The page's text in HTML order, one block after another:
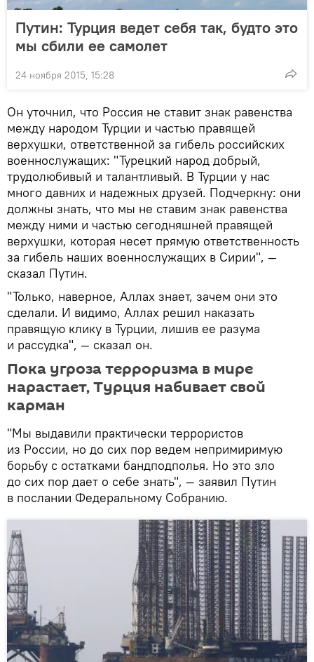
Путин: Турция ведет себя так, будто это
мы сбили ее самолет
24 ноября 2015, 15:28
Он уточнил, что Россия не ставит знак равенства
между народом Турции и частью правящей
верхушки, ответственной за гибель российских
военнослужащих: "Турецкий народ добрый,
трудолюбивый и талантливый. В Турции у нас
много давних и надежных друзей. Подчеркну: они
должны знать, что мы не ставим знак равенства
между ними и частью сегодняшней правящей
верхушки, которая несет прямую ответственность
за гибель наших военнослужащих в Сирии", —
сказал Путин.
"Только, наверное, Аллах знает, зачем они это
сделали. И видимо, Аллах решил наказать
правящую клику в Турции, лишив ее разума
и рассудка", — сказал он.
Пока угроза терроризма в мире
нарастает, Турция набивает свой
карман
"Мы выдавили практически террористов
из России, но до сих пор ведем непримиримую
борьбу с остатками бандподполья. Но это зло
до сих пор дает о себе знать", — заявил Путин
в послании Федеральному Собранию.